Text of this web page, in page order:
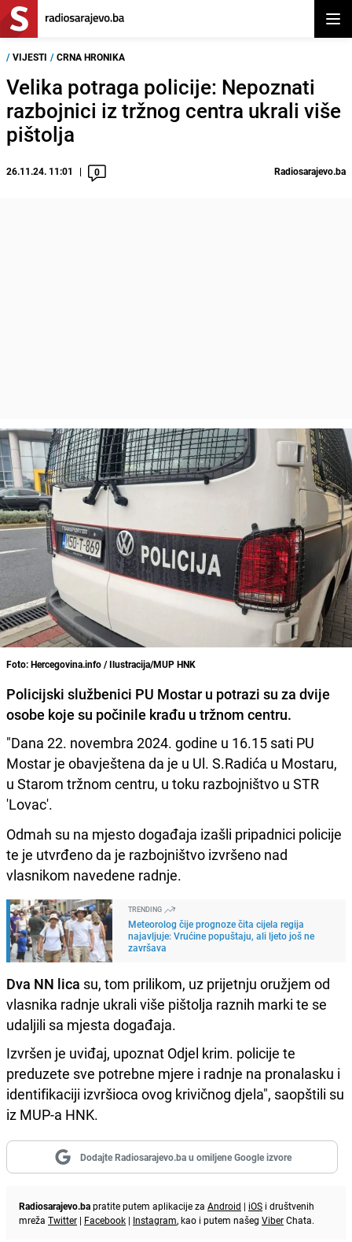
/ VIJESTI / CRNA HRONIKA
Velika potraga policije: Nepoznati
razbojnici iz tržnog centra ukrali više
pištolja
26.11.24. 11:01 0 Radiosarajevo.ba
Foto: Hercegovina.info / Ilustracija/MUP HNK
Policijski službenici PU Mostar u potrazi su za dvije
osobe koje su počinile krađu u tržnom centru.
"Dana 22. novembra 2024. godine u 16.15 sati PU
Mostar je obavještena da je u Ul. S.Radića u Mostaru,
u Starom tržnom centru, u toku razbojništvo u STR
'Lovac'.
Odmah su na mjesto događaja izašli pripadnici policije
te je utvrđeno da je razbojništvo izvršeno nad
vlasnikom navedene radnje.
TRENDING
Meteorolog čije prognoze čita cijela regija
najavljuje: Vrućine popuštaju, ali ljeto još ne
završava
Dva NN lica su, tom prilikom, uz prijetnju oružjem od
vlasnika radnje ukrali više pištolja raznih marki te se
udaljili sa mjesta događaja.
Izvršen je uviđaj, upoznat Odjel krim. policije te
preduzete sve potrebne mjere i radnje na pronalasku i
identifikaciji izvršioca ovog krivičnog djela", saopštili su
iz MUP-a HNK.
Dodajte Radiosarajevo.ba u omiljene Google izvore
Radiosarajevo.bapratite putem aplikacije za Android | iOS i društvenih
mreža Twitter | Facebook | Instagram, kao i putem našeg ViberChata.